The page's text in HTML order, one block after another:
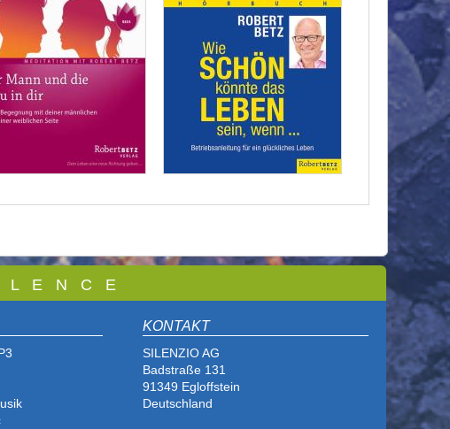
E N C E
KONTAKT
SILENZIO AG
Badstraße 131
91349 Egloffstein
Deutschland